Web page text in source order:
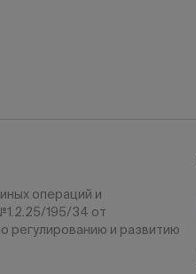
операций и
195/34 от
регулированию и развитию